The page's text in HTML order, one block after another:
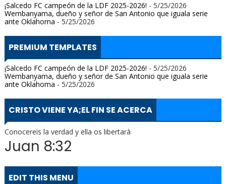
¡Salcedo FC campeón de la LDF 2025-2026! - 5/25/2026
Wembanyama, dueño y señor de San Antonio que iguala serie
ante Oklahoma - 5/25/2026
PREMIUM TEMPLATES
¡Salcedo FC campeón de la LDF 2025-2026! - 5/25/2026
Wembanyama, dueño y señor de San Antonio que iguala serie
ante Oklahoma - 5/25/2026
CRISTO VIENE YA;EL FIN SE ACERCA
Conocereis la verdad y ella os libertarà
Juan 8:32
EDIT THIS MENU